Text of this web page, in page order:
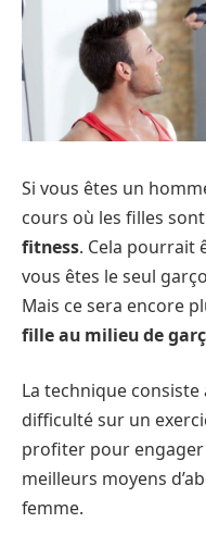
Si vous êtes un
cours où les filles
fitness. Cela pourrait
vous êtes le seul
Mais ce sera encore
fille au milieu de
La technique
difficulté sur un
profiter pour engager
meilleurs moyens
femme.